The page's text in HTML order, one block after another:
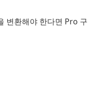
변환해야 한다면 Pro 구